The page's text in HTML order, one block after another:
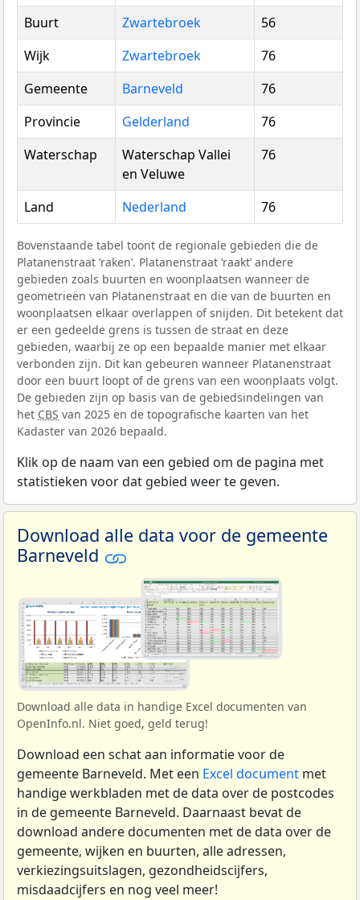
Buurt Zwartebroek
56
Wijk
Zwartebroek
76
Gemeente
Barneveld
76
Provincie
Gelderland
76
Waterschap
Waterschap Vallei
en Veluwe
76
Land Nederland 76
Bovenstaande tabel toont de regionale gebieden die de
Platanenstraat ‘raken’. Platanenstraat ‘raakt’ andere
gebieden zoals buurten en woonplaatsen wanneer de
geometrieën van Platanenstraat en die van de buurten en
woonplaatsen elkaar overlappen of snijden. Dit betekent dat
er een gedeelde grens is tussen de straat en deze
gebieden, waarbij ze op een bepaalde manier met elkaar
verbonden zijn. Dit kan gebeuren wanneer Platanenstraat
door een buurt loopt of de grens van een woonplaats volgt.
De gebieden zijn op basis van de gebiedsindelingen van
het CBS van 2025 en de topografische kaarten van het
Kadaster van 2026 bepaald.
Klik op de naam van een gebied om de pagina met
statistieken voor dat gebied weer te geven.
Download alle data voor de gemeente
Barneveld
Download alle data in handige Excel documenten van
OpenInfo.nl. Niet goed, geld terug!
Download een schat aan informatie voor de
gemeente Barneveld. Met een Excel document met
handige werkbladen met de data over de postcodes
in de gemeente Barneveld. Daarnaast bevat de
download andere documenten met de data over de
gemeente, wijken en buurten, alle adressen,
verkiezingsuitslagen, gezondheidscijfers,
misdaadcijfers en nog veel meer!